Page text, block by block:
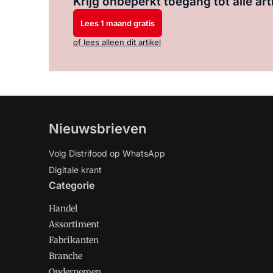
Lees 1 maand gratis
of lees alleen dit artikel
Nieuwsbrieven
Volg Distrifood op WhatsApp
Digitale krant
Categorie
Handel
Assortiment
Fabrikanten
Branche